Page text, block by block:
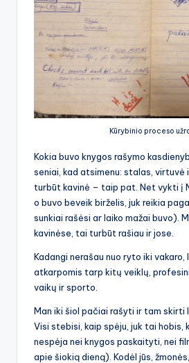
Kūrybinio proceso
Kokia buvo knygos rašymo
seniai, kad atsimenu: stalas, virtuvė
turbūt kavinė – taip pat. Net vykti į
o buvo beveik birželis, juk reikia
sunkiai rašėsi ar laiko mažai buvo).
kavinėse, tai turbūt rašiau ir jose.
Kadangi nerašau nuo ryto iki
atkarpomis tarp kitų veiklų,
vaikų ir sporto.
Man iki šiol pačiai rašyti ir tam skirti
Visi stebisi, kaip spėju, juk tai hobis,
nespėja nei knygos paskaityti, nei
apie šiokią dieną). Kodėl jūs,